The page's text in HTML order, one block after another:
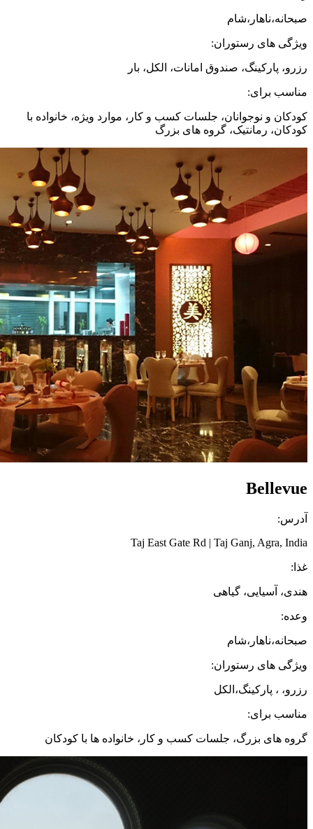
صبحانه،ناهار،شام
ویژگی های رستوران:
رزرو، پارکینگ، صندوق امانات، الکل، بار
مناسب برای:
کودکان و نوجوانان، جلسات کسب و کار، موارد ویژه، خانواده با
کودکان، رمانتیک، گروه های بزرگ
Bellevue
آدرس:
Taj East Gate Rd | Taj Ganj, Agra, India
غذا:
هندی، آسیایی، گیاهی
وعده:
صبحانه،ناهار،شام
ویژگی های رستوران:
رزرو، ، پارکینگ،الکل
مناسب برای:
گروه های بزرگ، جلسات کسب و کار، خانواده ها با کودکان